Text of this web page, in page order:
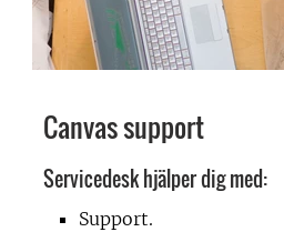
Canvas support
Servicedesk hjälper dig med:
Support.